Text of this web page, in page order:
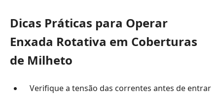
Dicas Práticas para Operar
Enxada Rotativa em Coberturas
de Milheto
Verifique a tensão das correntes antes de entrar